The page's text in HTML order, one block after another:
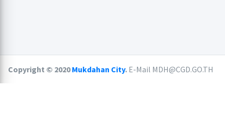
Copyright © 2020Mukdahan City. E-Mail MDH@CGD.GO.TH